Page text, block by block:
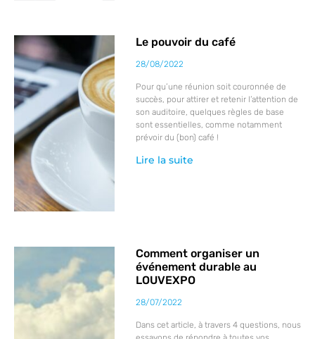
Le pouvoir du café
28/08/2022
Pour qu’une réunion soit couronnée de
succès, pour attirer et retenir l’attention de
son auditoire, quelques règles de base
sont essentielles, comme notamment
prévoir du (bon) café !
Lire la suite
Comment organiser un
événement durable au
LOUVEXPO
28/07/2022
Dans cet article, à travers 4 questions, nous